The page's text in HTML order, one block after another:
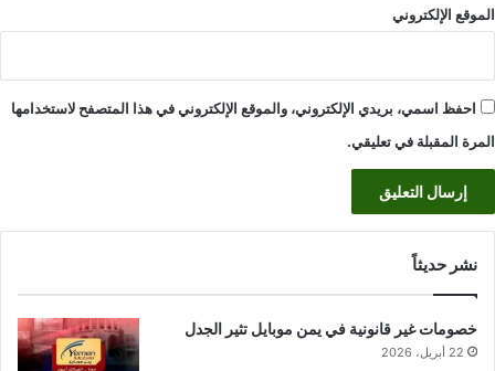
الموقع الإلكتروني
احفظ اسمي، بريدي الإلكتروني، والموقع الإلكتروني في هذا المتصفح لاستخدامها
المرة المقبلة في تعليقي.
نشر حديثاً
خصومات غير قانونية في يمن موبايل تثير الجدل
22 أبريل، 2026